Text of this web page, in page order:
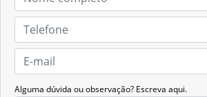
Alguma dúvida ou observação? Escreva aqui.